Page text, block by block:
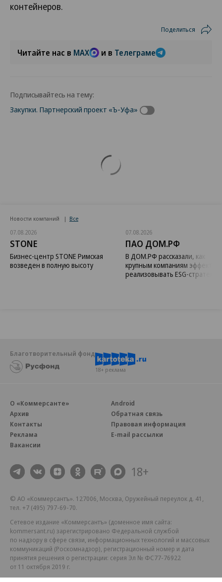
контейнеров.
Поделиться
Читайте нас в MAX и в Телеграме
Подписывайтесь на тему:
Закупки. Партнерский проект «Ъ-Уфа»
Новости компаний Все
07.08.2026
STONE
Бизнес-центр STONE Римская
возведен в полную высоту
07.08.2026
ПАО ДОМ.РФ
В ДОМ.РФ рассказали, как
крупным компаниям
реализовывать ESG-стратегию
Благотворительный фонд
18+ реклама
О «Коммерсанте»
Архив
Контакты
Реклама
Вакансии
Android
Обратная связь
Правовая информация
E-mail рассылки
18+
© АО «Коммерсантъ». 127006, Москва, Оружейный переулок д. 41,
тел. +7 (495) 797-69-70.
Сетевое издание «Коммерсантъ» (доменное имя сайта:
kommersant.ru) зарегистрировано Федеральной службой
по надзору в сфере связи, информационных технологий и массовых
коммуникаций (Роскомнадзор), регистрационный номер и дата
принятия решения о регистрации: серия Эл № ФС77-76922
от 11 октября 2019 г.